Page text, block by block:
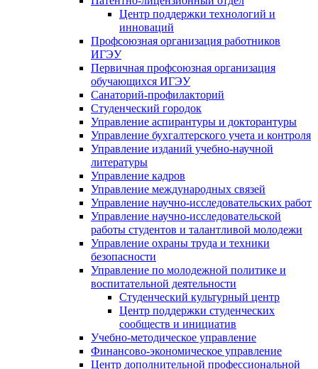
Центр поддержки технологий и
инноваций
Профсоюзная организация работников
ИГЭУ
Первичная профсоюзная организация
обучающихся ИГЭУ
Санаторий-профилакторий
Студенческий городок
Управление аспирантуры и докторантуры
Управление бухгалтерского учета и контроля
Управление изданий учебно-научной
литературы
Упpавление кадpов
Управление международных связей
Управление научно-исследовательских работ
Управление научно-исследовательской
работы студентов и талантливой молодежи
Управление охраны труда и техники
безопасности
Управление по молодежной политике и
воспитательной деятельности
Студенческий культурный центр
Центр поддержки студенческих
сообществ и инициатив
Учебно-методическое управление
Финансово-экономическое управление
Центр дополнительной профессиональной